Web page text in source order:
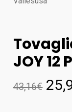
JOY 12
43,16€